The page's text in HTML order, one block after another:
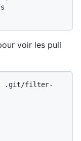
voir les pull
.git/filter-